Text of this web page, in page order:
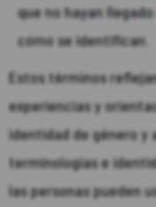
que no hayan
cómo se identifican.
Estos términos
experiencias y
identidad de género y
terminologías e
las personas pueden